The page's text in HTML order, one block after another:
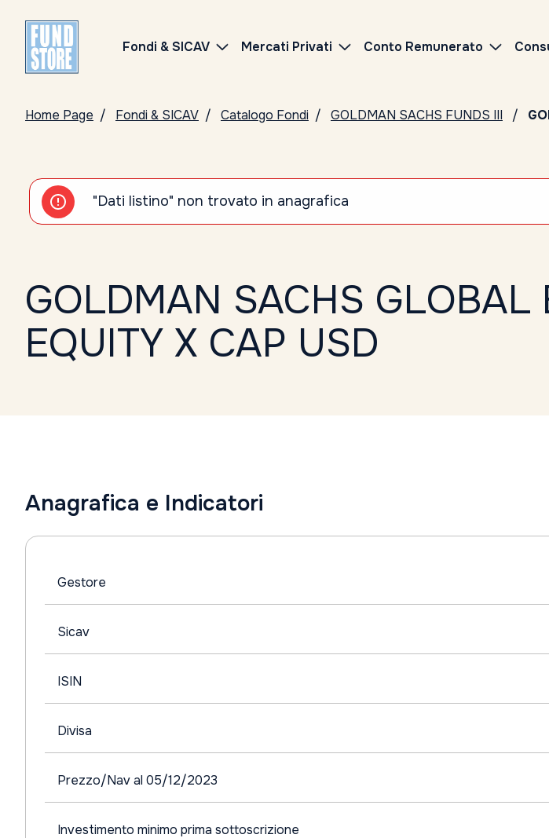
Fondi & SICAV Mercati Privati Conto Remunerato
Home Page Fondi & SICAV Catalogo Fondi GOLDMAN SACHS FUNDS III
"Dati listino" non trovato in anagrafica
GOLDMAN SACHS
EQUITY X CAP USD
Anagrafica e Indicatori
Gestore
Sicav
ISIN
Divisa
Prezzo/Nav al 05/12/2023
Investimento minimo prima sottoscrizione